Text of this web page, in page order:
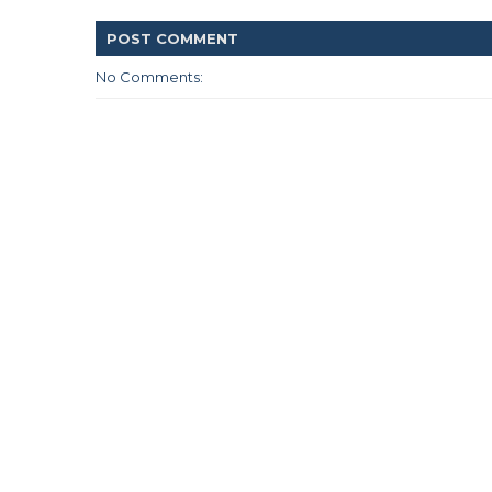
POST COMMENT
No Comments: